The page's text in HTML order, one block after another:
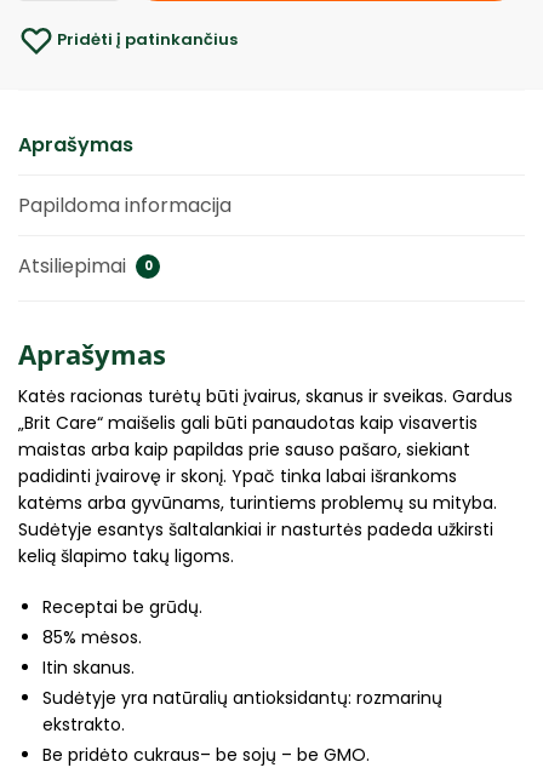
Pridėti į patinkančius
Aprašymas
Papildoma informacija
Atsiliepimai 0
Aprašymas
Katės racionas turėtų būti įvairus, skanus ir sveikas. Gardus
„Brit Care“ maišelis gali būti panaudotas kaip visavertis
maistas arba kaip papildas prie sauso pašaro, siekiant
padidinti įvairovę ir skonį. Ypač tinka labai išrankoms
katėms arba gyvūnams, turintiems problemų su mityba.
Sudėtyje esantys šaltalankiai ir nasturtės padeda užkirsti
kelią šlapimo takų ligoms.
Receptai be grūdų.
85% mėsos.
Itin skanus.
Sudėtyje yra natūralių antioksidantų: rozmarinų
ekstrakto.
Be pridėto cukraus– be sojų – be GMO.